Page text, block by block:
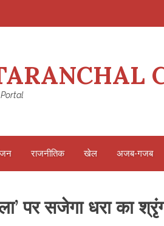
राजनीतिक खेल अजब-गजब
पर सजेगा धरा का